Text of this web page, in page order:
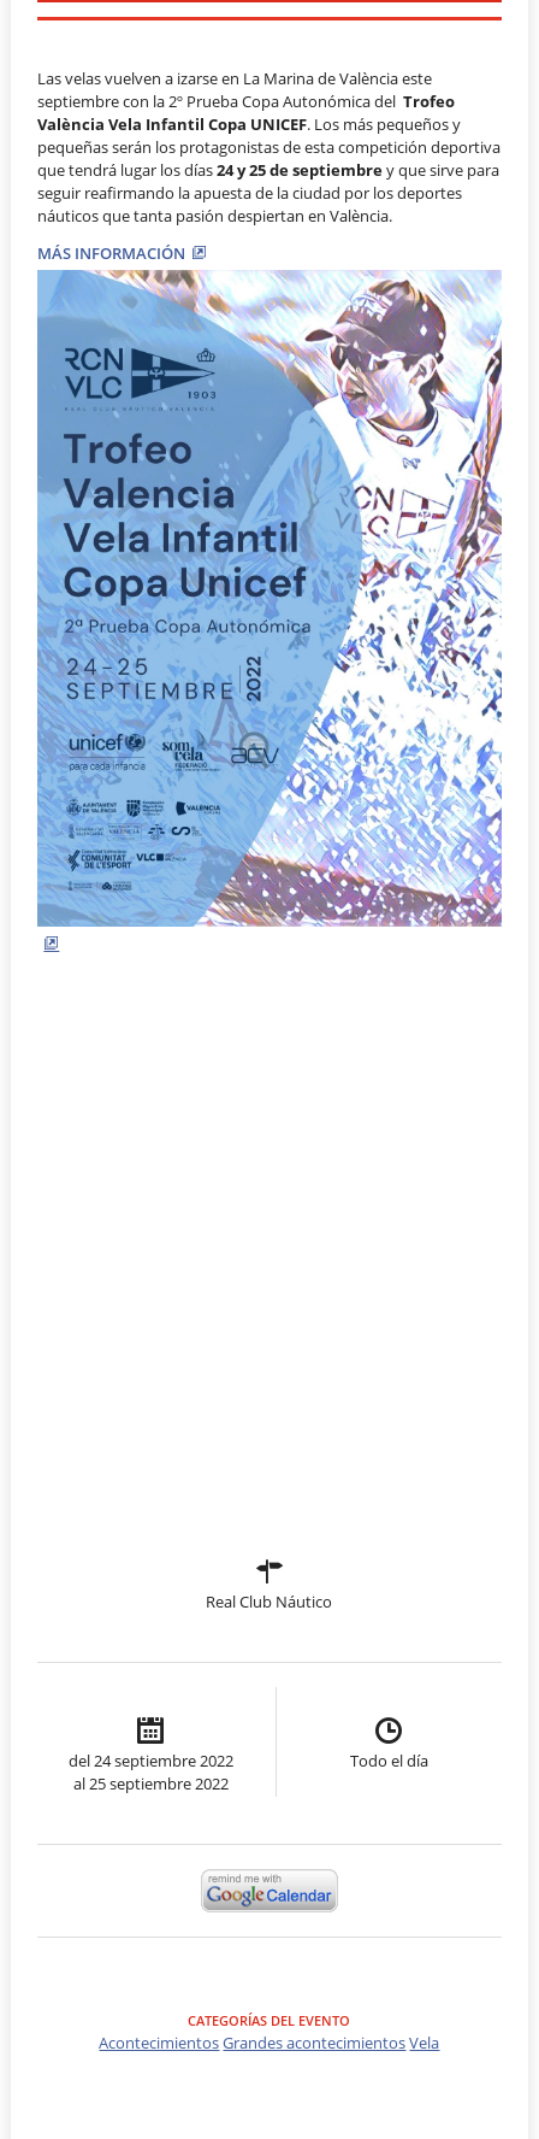
Las velas vuelven a izarse en La Marina de València este
septiembre con la 2º Prueba Copa Autonómica delTrofeo
València Vela Infantil Copa UNICEF. Los más pequeños y
pequeñas serán los protagonistas de esta competición deportiva
que tendrá lugar los días24 y 25 de septiembrey que sirve para
seguir reafirmando la apuesta de la ciudad por los deportes
náuticos que tanta pasión despiertan en València.
MÁS INFORMACIÓN
Real Club Náutico
del 24 septiembre 2022
al 25 septiembre 2022
Todo el día
CATEGORÍAS DEL EVENTO
AcontecimientosGrandes acontecimientosVela